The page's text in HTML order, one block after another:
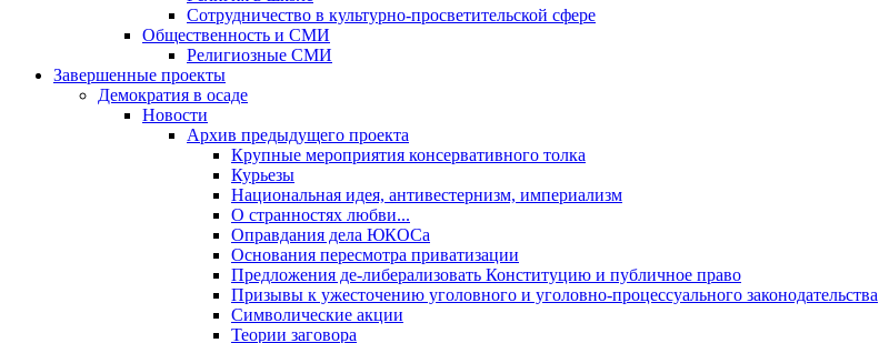
Сотрудничество в культурно-просветительской сфере
Общественность и СМИ
Религиозные СМИ
Завершенные проекты
Демократия в осаде
Новости
Архив предыдущего проекта
Крупные мероприятия консервативного толка
Курьезы
Национальная идея, антивестернизм, империализм
О странностях любви...
Оправдания дела ЮКОСа
Основания пересмотра приватизации
Предложения де-либерализовать Конституцию и публичное право
Призывы к ужесточению уголовного и уголовно-процессуального законодательства
Символические акции
Теории заговора